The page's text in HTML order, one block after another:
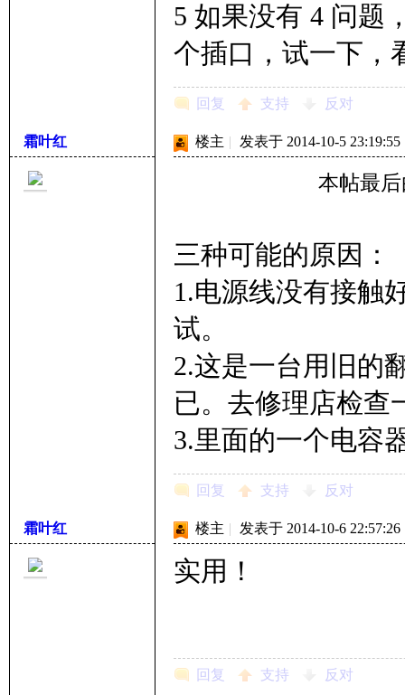
5 如果没有 4 问题
个插口，试一下，
回复 支持 反对
霜叶红 楼主 | 发表于 2014-10-5 23:19:55
本帖最
三种可能的原因：
1.电源线没有接触
试。
2.这是一台用旧的
已。去修理店检查
3.里面的一个电容
回复 支持 反对
霜叶红 楼主 | 发表于 2014-10-6 22:57:26
实用！
回复 支持 反对